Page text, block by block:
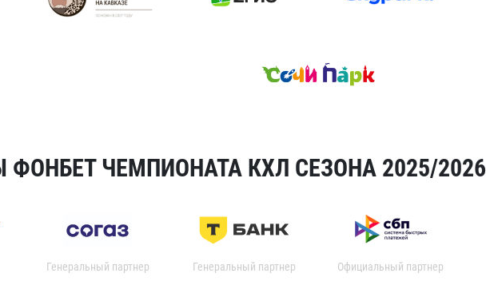
ФОНБЕТ ЧЕМПИОНАТА КХЛ СЕЗОНА 2025/2026
Генеральный партнер Генеральный партнер Официальный партнер